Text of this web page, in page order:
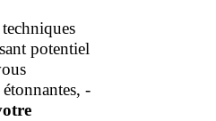
potentiel
-